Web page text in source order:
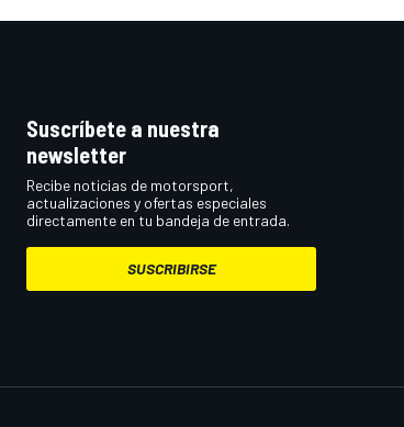
Suscríbete a nuestra
newsletter
Recibe noticias de motorsport,
actualizaciones y ofertas especiales
directamente en tu bandeja de entrada.
SUSCRIBIRSE